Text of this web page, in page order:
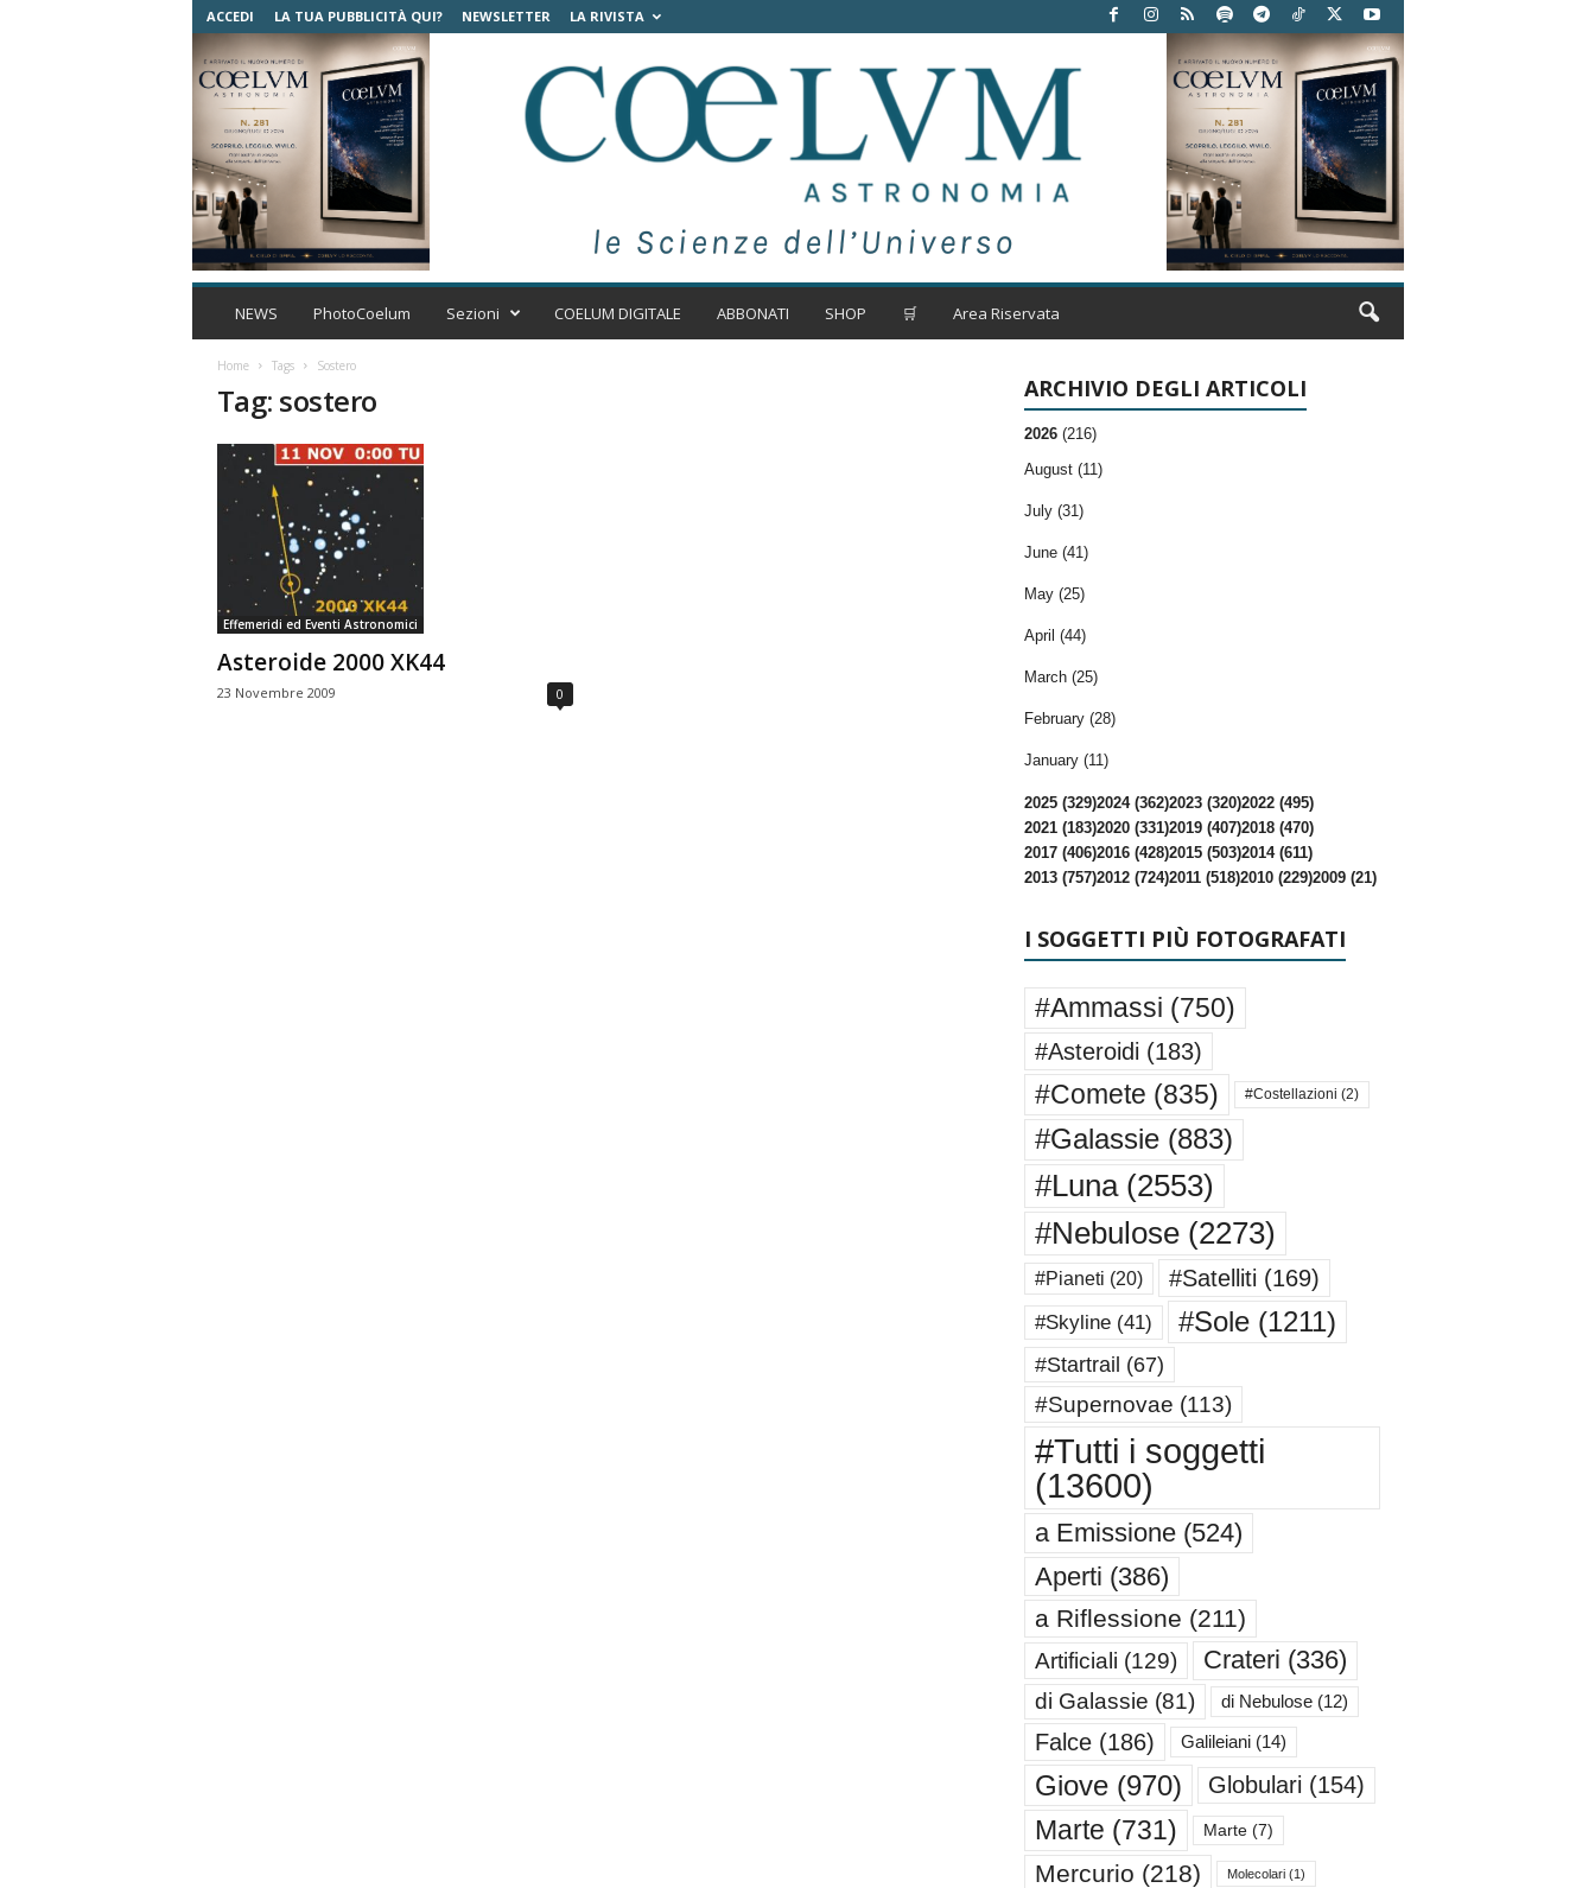
ACCEDI LA TUA PUBBLICITÀ QUI? NEWSLETTER LA RIVISTA
C
a
NEWS PhotoCoelum Sezioni COELUM DIGITALE ABBONATI SHOP 🛒 Area Riservata
Home Tags Sostero
Tag: sostero
Effemeridi ed Eventi Astronomici
Asteroide 2000 XK44
23 Novembre 2009 0
ARCHIVIO DEGLI ARTICOLI
2026 (216)
August (11)
July (31)
June (41)
May (25)
April (44)
March (25)
February (28)
January (11)
2025 (329)2024 (362)2023 (320)2022 (495)
2021 (183)2020 (331)2019 (407)2018 (470)
2017 (406)2016 (428)2015 (503)2014 (611)
2013 (757)2012 (724)2011 (518)2010 (229)2009 (21)
I SOGGETTI PIÙ FOTOGRAFATI
#Ammassi (750)
#Asteroidi (183)
#Comete (835) #Costellazioni (2)
#Galassie(883)
#Luna(2553)
#Nebulose(2273)
#Pianeti (20) #Satelliti (169)
#Skyline(41) #Sole(1211)
#Startrail (67)
#Supernovae (113)
#Tutti i soggetti
(13600)
a Emissione(524)
Aperti (386)
a Riflessione (211)
Artificiali (129) Crateri (336)
di Galassie (81) di Nebulose(12)
Falce(186) Galileiani(14)
Giove(970) Globulari (154)
Marte (731) Marte(7)
Mercurio (218) Molecolari(1)